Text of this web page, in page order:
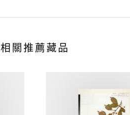
相關推薦藏品